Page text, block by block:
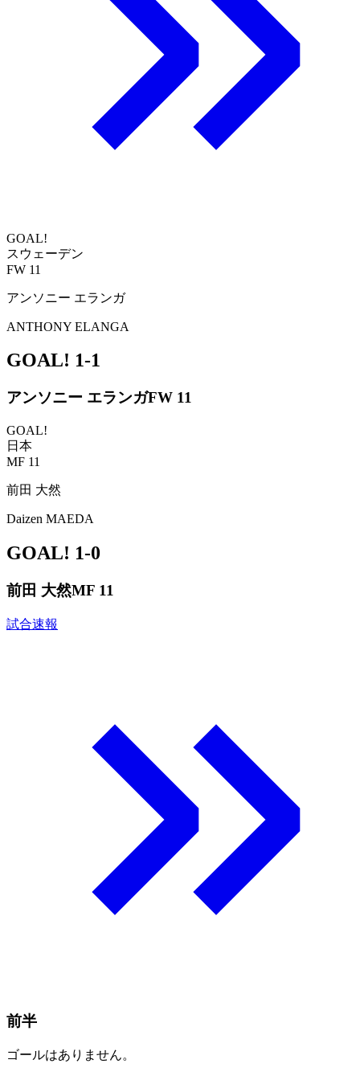
GOAL!
スウェーデン
FW 11
アンソニー エランガ
ANTHONY ELANGA
GOAL! 1-1
アンソニー エランガFW 11
GOAL!
日本
MF 11
前田 大然
Daizen MAEDA
GOAL! 1-0
前田 大然MF 11
試合速報
前半
ゴールはありません。